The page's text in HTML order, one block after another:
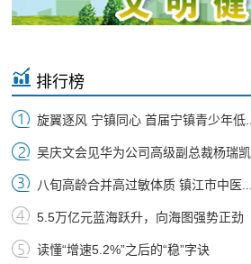
排行榜
旋翼逐风 宁镇同心 首届宁镇青少年低...
吴庆文会见华为公司高级副总裁杨瑞凯
八旬高龄合并高过敏体质 镇江市中医...
5.5万亿元蓝海跃升，向海图强势正劲
读懂“增速5.2%”之后的“稳”字诀